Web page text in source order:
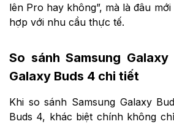
lên Pro hay không”, mà là đâu
hợp với nhu cầu thực tế.
So sánh Samsung
Galaxy Buds 4 chi tiết
Khi so sánh Samsung Galaxy
Buds 4, khác biệt chính không